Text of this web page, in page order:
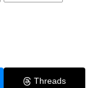
Threads